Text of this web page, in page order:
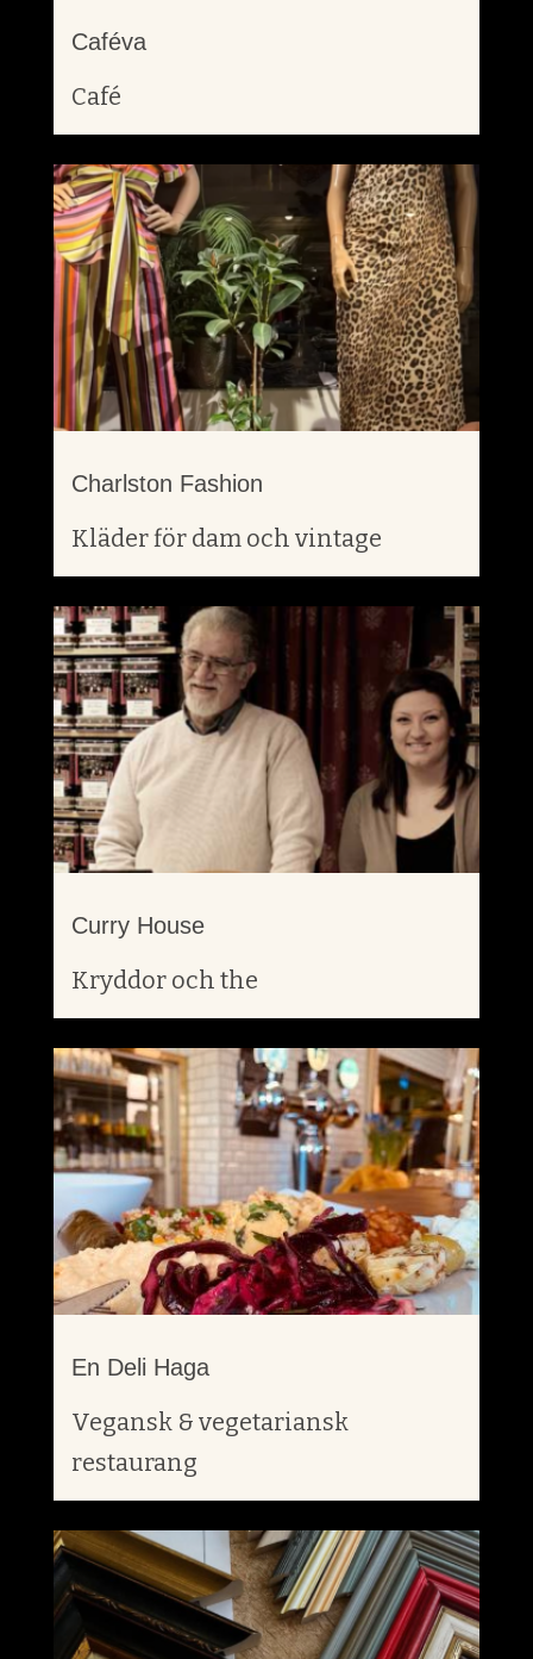
Caféva
Café
Charlston Fashion
Kläder för dam och vintage
Curry House
Kryddor och the
En Deli Haga
Vegansk & vegetariansk
restaurang